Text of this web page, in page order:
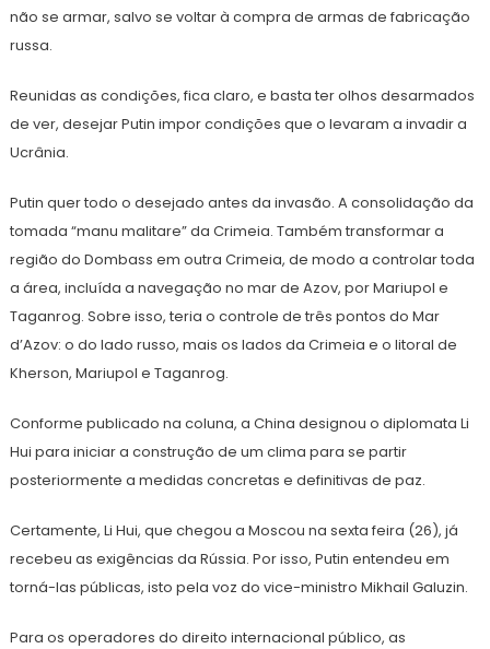
não se armar, salvo se voltar à compra de armas de fabricação
russa.
Reunidas as condições, fica claro, e basta ter olhos desarmados
de ver, desejar Putin impor condições que o levaram a invadir a
Ucrânia.
Putin quer todo o desejado antes da invasão. A consolidação da
tomada “manu malitare” da Crimeia. Também transformar a
região do Dombass em outra Crimeia, de modo a controlar toda
a área, incluída a navegação no mar de Azov, por Mariupol e
Taganrog. Sobre isso, teria o controle de três pontos do Mar
d’Azov: o do lado russo, mais os lados da Crimeia e o litoral de
Kherson, Mariupol e Taganrog.
Conforme publicado na coluna, a China designou o diplomata Li
Hui para iniciar a construção de um clima para se partir
posteriormente a medidas concretas e definitivas de paz.
Certamente, Li Hui, que chegou a Moscou na sexta feira (26), já
recebeu as exigências da Rússia. Por isso, Putin entendeu em
torná-las públicas, isto pela voz do vice-ministro Mikhail Galuzin.
Para os operadores do direito internacional público, as